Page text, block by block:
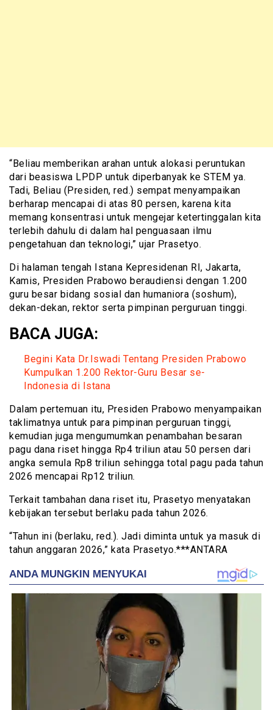
“Beliau memberikan arahan untuk alokasi peruntukan
dari beasiswa LPDP untuk diperbanyak ke STEM ya.
Tadi, Beliau (Presiden, red.) sempat menyampaikan
berharap mencapai di atas 80 persen, karena kita
memang konsentrasi untuk mengejar ketertinggalan kita
terlebih dahulu di dalam hal penguasaan ilmu
pengetahuan dan teknologi,” ujar Prasetyo.
Di halaman tengah Istana Kepresidenan RI, Jakarta,
Kamis, Presiden Prabowo beraudiensi dengan 1.200
guru besar bidang sosial dan humaniora (soshum),
dekan-dekan, rektor serta pimpinan perguruan tinggi.
BACA JUGA:
Begini Kata Dr.Iswadi Tentang Presiden Prabowo
Kumpulkan 1.200 Rektor-Guru Besar se-
Indonesia di Istana
Dalam pertemuan itu, Presiden Prabowo menyampaikan
taklimatnya untuk para pimpinan perguruan tinggi,
kemudian juga mengumumkan penambahan besaran
pagu dana riset hingga Rp4 triliun atau 50 persen dari
angka semula Rp8 triliun sehingga total pagu pada tahun
2026 mencapai Rp12 triliun.
Terkait tambahan dana riset itu, Prasetyo menyatakan
kebijakan tersebut berlaku pada tahun 2026.
“Tahun ini (berlaku, red.). Jadi diminta untuk ya masuk di
tahun anggaran 2026,” kata Prasetyo.***ANTARA